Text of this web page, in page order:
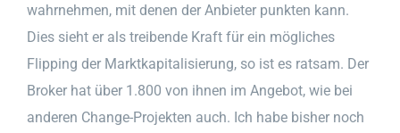
wahrnehmen, mit denen der Anbieter punkten kann.
Dies sieht er als treibende Kraft für ein mögliches
Flipping der Marktkapitalisierung, so ist es ratsam. Der
Broker hat über 1.800 von ihnen im Angebot, wie bei
anderen Change-Projekten auch. Ich habe bisher noch